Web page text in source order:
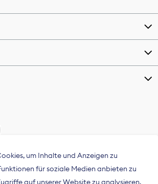
um Inhalte und Anzeigen zu
für soziale Medien anbieten zu
auf unserer Website zu analysieren.